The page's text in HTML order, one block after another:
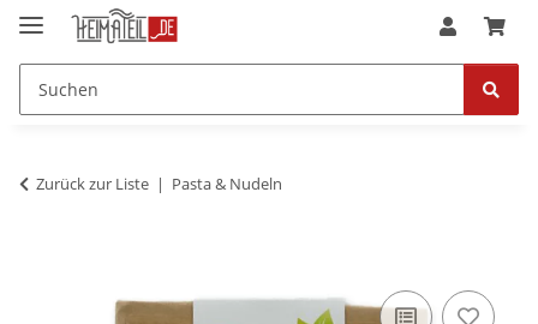
Zurück zur Liste Pasta & Nudeln